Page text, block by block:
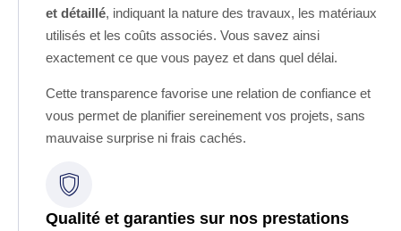
et détaillé, indiquant la nature des travaux, les matériaux
utilisés et les coûts associés. Vous savez ainsi
exactement ce que vous payez et dans quel délai.
Cette transparence favorise une relation de confiance et
vous permet de planifier sereinement vos projets, sans
mauvaise surprise ni frais cachés.
Qualité et garanties sur nos prestations